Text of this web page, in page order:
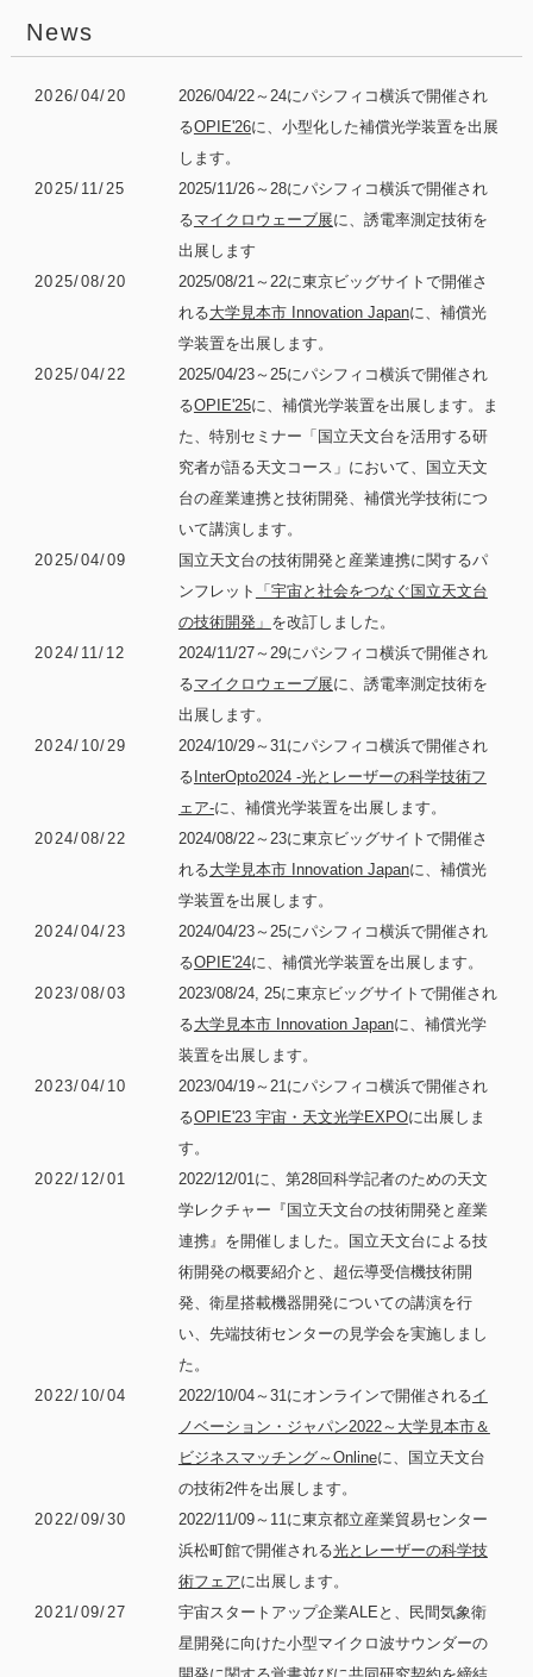
News
2026/04/20
2026/04/22～24にパシフィコ横浜で開催され
るOPIE'26に、小型化した補償光学装置を出展
します。
2025/11/25
2025/11/26～28にパシフィコ横浜で開催され
るマイクロウェーブ展に、誘電率測定技術を
出展します
2025/08/20
2025/08/21～22に東京ビッグサイトで開催さ
れる大学見本市 Innovation Japanに、補償光
学装置を出展します。
2025/04/22
2025/04/23～25にパシフィコ横浜で開催され
るOPIE'25に、補償光学装置を出展します。ま
た、特別セミナー「国立天文台を活用する研
究者が語る天文コース」において、国立天文
台の産業連携と技術開発、補償光学技術につ
いて講演します。
2025/04/09
国立天文台の技術開発と産業連携に関するパ
ンフレット
「宇宙と社会をつなぐ国立天文台
の技術開発」 を改訂しました。
2024/11/12
2024/11/27～29にパシフィコ横浜で開催され
るマイクロウェーブ展に、誘電率測定技術を
出展します。
2024/10/29
2024/10/29～31にパシフィコ横浜で開催され
る InterOpto2024 -光とレーザーの科学技術フ
ェア-に、補償光学装置を出展します。
2024/08/22
2024/08/22～23に東京ビッグサイトで開催さ
れる大学見本市 Innovation Japanに、補償光
学装置を出展します。
2024/04/23
2024/04/23～25にパシフィコ横浜で開催され
るOPIE'24に、補償光学装置を出展します。
2023/08/03
2023/08/24, 25に東京ビッグサイトで開催され
る大学見本市 Innovation Japanに、補償光学
装置を出展します。
2023/04/10
2023/04/19～21にパシフィコ横浜で開催され
るOPIE'23 宇宙・天文光学EXPOに出展しま
す。
2022/12/01
2022/12/01に、第28回科学記者のための天文
学レクチャー『国立天文台の技術開発と産業
連携』を開催しました。国立天文台による技
術開発の概要紹介と、超伝導受信機技術開
発、衛星搭載機器開発についての講演を行
い、先端技術センターの見学会を実施しまし
た。
2022/10/04
2022/10/04～31にオンラインで開催されるイ
ノベーション・ジャパン2022～大学見本市＆
ビジネスマッチング～Onlineに、国立天文台
の技術2件を出展します。
2022/09/30
2022/11/09～11に東京都立産業貿易センター
浜松町館で開催される光とレーザーの科学技
術フェアに出展します。
2021/09/27
宇宙スタートアップ企業ALEと、民間気象衛
星開発に向けた小型マイクロ波サウンダーの